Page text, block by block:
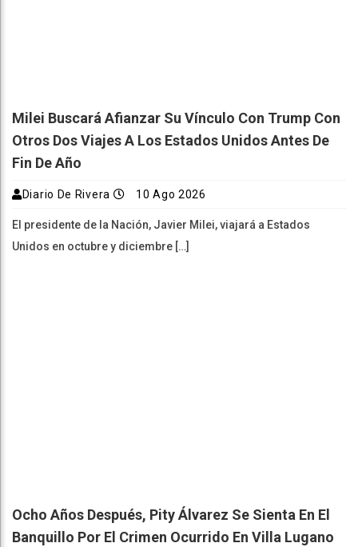
Milei Buscará Afianzar Su Vínculo Con Trump Con
Otros Dos Viajes A Los Estados Unidos Antes De
Fin De Año
Diario De Rivera 10 Ago 2026
El presidente de la Nación, Javier Milei, viajará a Estados
Unidos en octubre y diciembre […]
Ocho Años Después, Pity Álvarez Se Sienta En El
Banquillo Por El Crimen Ocurrido En Villa Lugano